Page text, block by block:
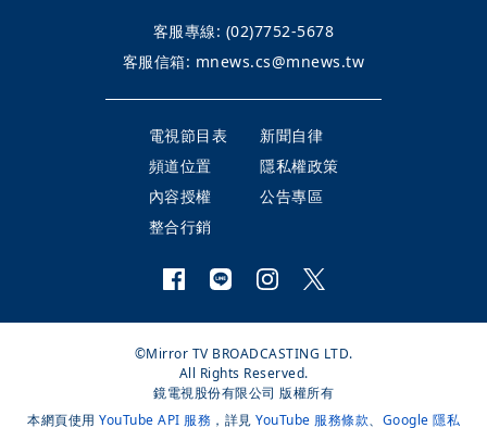
客服專線: (02)7752-5678
客服信箱: mnews.cs@mnews.tw
電視節目表
新聞自律
頻道位置
隱私權政策
內容授權
公告專區
整合行銷
©Mirror TV BROADCASTING LTD.
All Rights Reserved.
鏡電視股份有限公司 版權所有
本網頁使用 YouTube API 服務 ，詳見 YouTube 服務條款、 Google 隱私